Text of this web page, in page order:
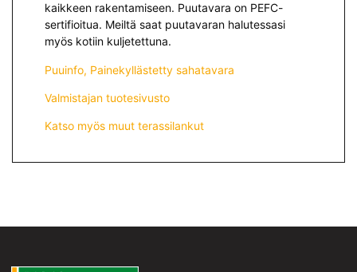
kaikkeen rakentamiseen. Puutavara on PEFC-
sertifioitua. Meiltä saat puutavaran halutessasi
myös kotiin kuljetettuna.
Puuinfo, Painekyllästetty sahatavara
Valmistajan tuotesivusto
Katso myös muut terassilankut